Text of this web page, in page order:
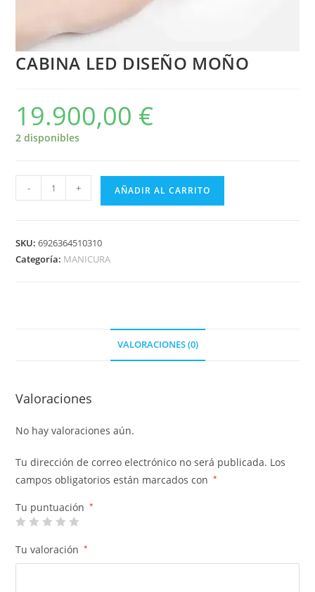
CABINA LED DISEÑO MOÑO
19.900,00 €
2 disponibles
- + AÑADIR AL CARRITO
SKU:6926364510310
Categoría: MANICURA
VALORACIONES (0)
Valoraciones
No hay valoraciones aún.
Tu dirección de correo electrónico no será publicada. Los
campos obligatorios están marcados con
*
Tu puntuación *
Tu valoración *